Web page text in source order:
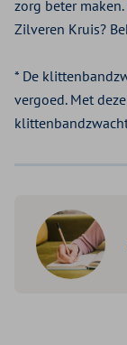
zorg beter
Zilveren Kruis?
* De
vergoed. Met